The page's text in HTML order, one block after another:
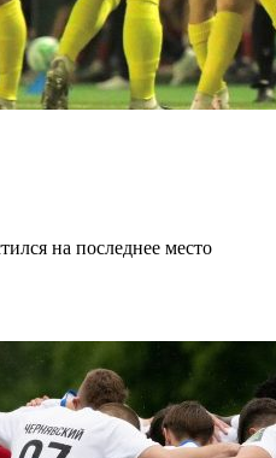
на последнее место